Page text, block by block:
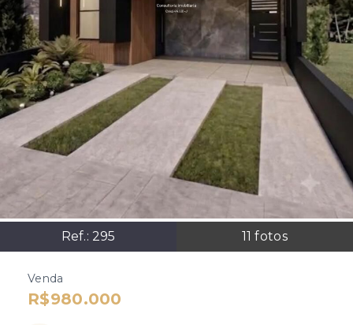
Ref.: 295 11 fotos
Venda
R$980.000